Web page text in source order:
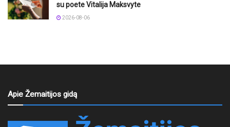
su poete Vitalija Maksvyte
2026-08-06
Apie Žemaitijos gidą